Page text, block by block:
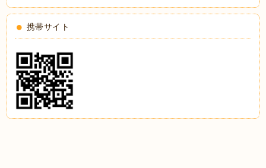
携帯サイト